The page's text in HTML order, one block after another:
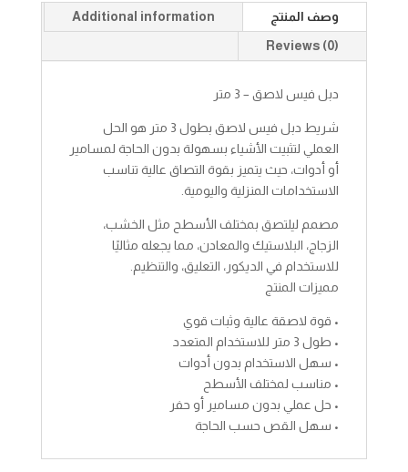
وصف المنتج
Additional information
Reviews (0)
دبل فيس لاصق – 3 متر
شريط دبل فيس لاصق بطول 3 متر هو الحل
العملي لتثبيت الأشياء بسهولة بدون الحاجة لمسامير
أو أدوات، حيث يتميز بقوة التصاق عالية تناسب
الاستخدامات المنزلية واليومية.
مصمم ليلتصق بمختلف الأسطح مثل الخشب،
الزجاج، البلاستيك والمعادن، مما يجعله مثاليًا
للاستخدام في الديكور، التعليق، والتنظيم.
مميزات المنتج
• قوة لاصقة عالية وثبات قوي
• طول 3 متر للاستخدام المتعدد
• سهل الاستخدام بدون أدوات
• مناسب لمختلف الأسطح
• حل عملي بدون مسامير أو حفر
• سهل القص حسب الحاجة